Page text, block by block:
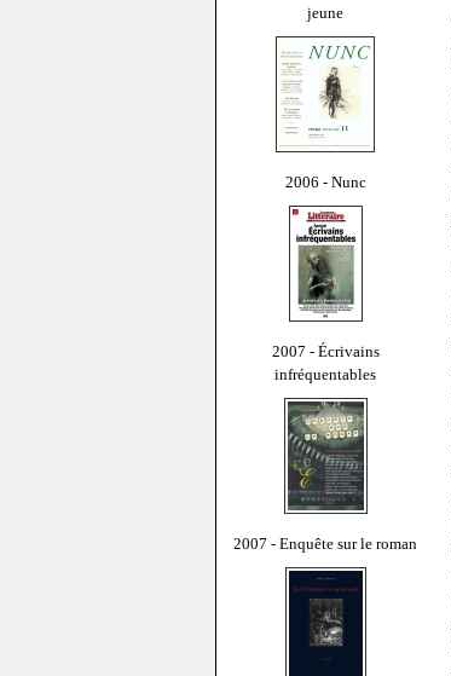
jeune
2006 - Nunc
2007 - Écrivains
infréquentables
2007 - Enquête sur le roman